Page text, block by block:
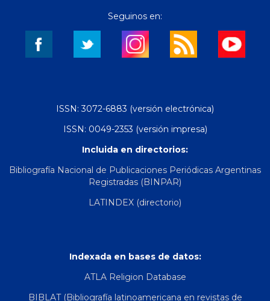
Seguinos en:
ISSN: 3072-6883 (versión electrónica)
ISSN: 0049-2353 (versión impresa)
Incluida en directorios:
Bibliografía Nacional de Publicaciones Periódicas Argentinas
Registradas (BINPAR)
LATINDEX (directorio)
Indexada en bases de datos:
ATLA Religion Database
BIBLAT (Bibliografía latinoamericana en revistas de